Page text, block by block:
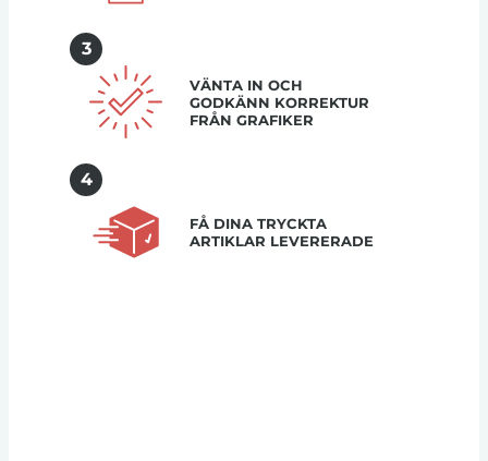
3
VÄNTA IN OCH
GODKÄNN KORREKTUR
FRÅN GRAFIKER
4
FÅ DINA TRYCKTA
ARTIKLAR LEVERERADE